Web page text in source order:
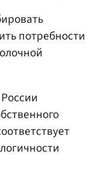
потребности